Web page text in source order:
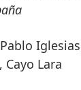
Lara